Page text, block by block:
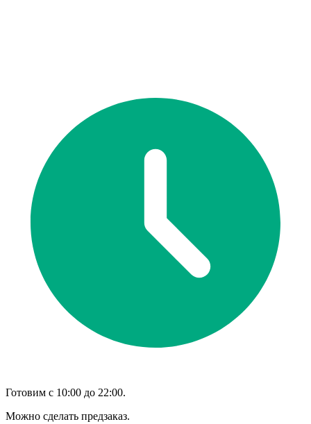
Готовим с 10:00 до 22:00.
Можно сделать предзаказ.